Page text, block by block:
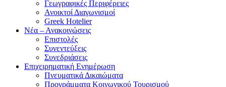
Γεωγραφικές Περιφέρειες
Ανοικτοί Διαγωνισμoί
Greek Hotelier
Νέα – Ανακοινώσεις
Επιστολές
Συνεντεύξεις
Συνεδριάσεις
Επιχειρηματική Ενημέρωση
Πνευματικά Δικαιώματα
Προγράμματα Κοινωνικού Τουρισμού